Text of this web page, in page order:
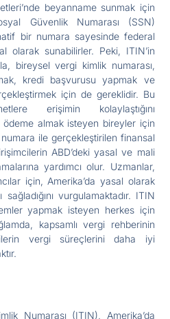
beyanname sunmak için
Güvenlik Numarası (SSN)
bir numara sayesinde federal
olarak sunabilirler. Peki, ITIN’in
bireysel vergi kimlik numarası,
kredi başvurusu yapmak ve
için de gereklidir. Bu
erişimin kolaylaştığını
ödeme almak isteyen bireyler için
ile gerçekleştirilen finansal
ABD’deki yasal ve mali
yardımcı olur. Uzmanlar,
için, Amerika’da yasal olarak
vurgulamaktadır. ITIN
yapmak isteyen herkes için
kapsamlı vergi rehberinin
vergi süreçlerini daha iyi
Numarası (ITIN), Amerika’da